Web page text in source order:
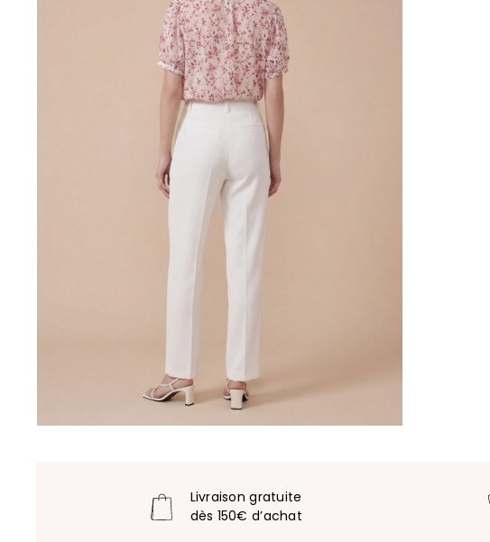
Livraison gratuite
dès 150€ d’achat